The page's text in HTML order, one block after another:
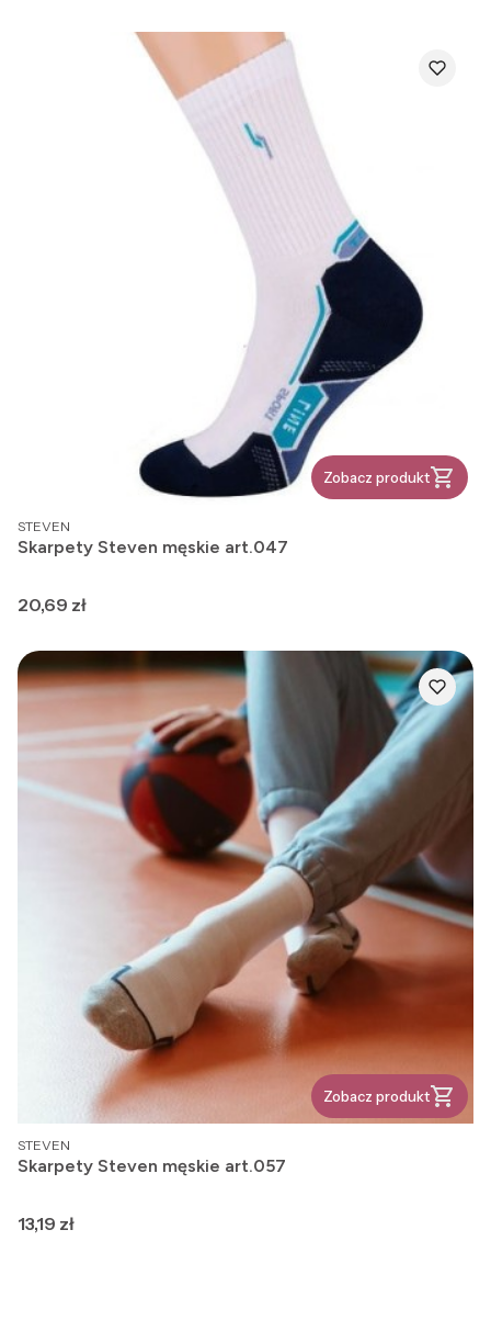
Zobacz produkt
PRODUCENT
STEVEN
Skarpety Steven męskie art.047
Cena
20,69 zł
Zobacz produkt
PRODUCENT
STEVEN
Skarpety Steven męskie art.057
Cena
13,19 zł